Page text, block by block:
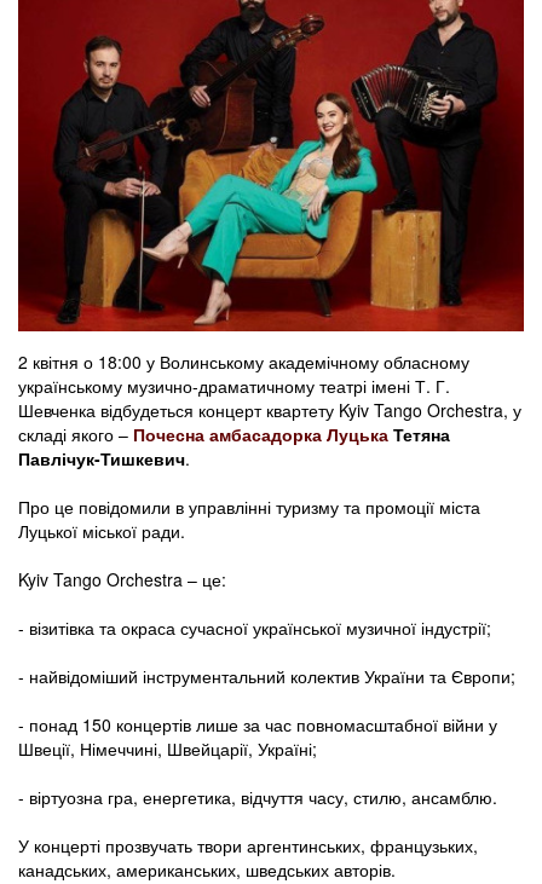
2 квітня о 18:00 у Волинському академічному обласному
українському музично-драматичному театрі імені Т. Г.
Шевченка відбудеться концерт квартету Kyiv Tango Orchestra, у
складі якого – Почесна амбасадорка Луцька Тетяна
Павлічук-Тишкевич.
Про це повідомили в управлінні туризму та промоції міста
Луцької міської ради.
Kyiv Tango Orchestra – це:
- візитівка та окраса сучасної української музичної індустрії;
- найвідоміший інструментальний колектив України та Європи;
- понад 150 концертів лише за час повномасштабної війни у
Швеції, Німеччині, Швейцарії, Україні;
- віртуозна гра, енергетика, відчуття часу, стилю, ансамблю.
У концерті прозвучать твори аргентинських, французьких,
канадських, американських, шведських авторів.